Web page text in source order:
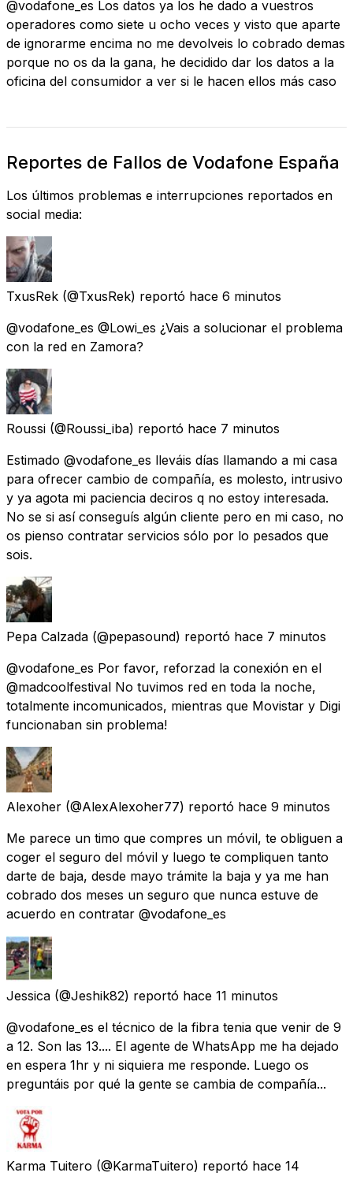
@vodafone_es Los datos ya los he dado a vuestros
operadores como siete u ocho veces y visto que aparte
de ignorarme encima no me devolveis lo cobrado demas
porque no os da la gana, he decidido dar los datos a la
oficina del consumidor a ver si le hacen ellos más caso
Reportes de Fallos de Vodafone España
Los últimos problemas e interrupciones reportados en
social media:
TxusRek (@TxusRek) reportó hace 6 minutos
@vodafone_es @Lowi_es ¿Vais a solucionar el problema
con la red en Zamora?
Roussi (@Roussi_iba) reportó hace 7 minutos
Estimado @vodafone_es lleváis días llamando a mi casa
para ofrecer cambio de compañía, es molesto, intrusivo
y ya agota mi paciencia deciros q no estoy interesada.
No se si así conseguís algún cliente pero en mi caso, no
os pienso contratar servicios sólo por lo pesados que
sois.
Pepa Calzada (@pepasound) reportó hace 7 minutos
@vodafone_es Por favor, reforzad la conexión en el
@madcoolfestival No tuvimos red en toda la noche,
totalmente incomunicados, mientras que Movistar y Digi
funcionaban sin problema!
Alexoher (@AlexAlexoher77) reportó hace 9 minutos
Me parece un timo que compres un móvil, te obliguen a
coger el seguro del móvil y luego te compliquen tanto
darte de baja, desde mayo trámite la baja y ya me han
cobrado dos meses un seguro que nunca estuve de
acuerdo en contratar @vodafone_es
Jessica (@Jeshik82) reportó hace 11 minutos
@vodafone_es el técnico de la fibra tenia que venir de 9
a 12. Son las 13.... El agente de WhatsApp me ha dejado
en espera 1hr y ni siquiera me responde. Luego os
preguntáis por qué la gente se cambia de compañía...
Karma Tuitero (@KarmaTuitero) reportó hace 14